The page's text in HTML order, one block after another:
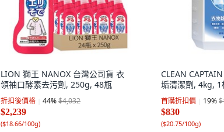
LION 獅王 NANOX 台灣公司貨 衣
領袖口酵素去污劑, 250g, 48瓶
折扣後價格 44%$4,032
$2,239
($18.66/100g)
CLEAN
垢清潔劑, 4kg, 1
首購折扣價 19%
$830
($20.75/100g)